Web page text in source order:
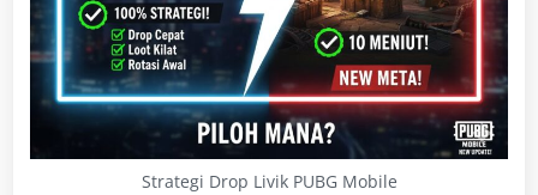
Strategi Drop Livik PUBG Mobile